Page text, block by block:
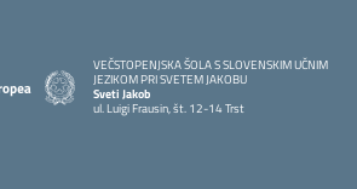
VEČSTOPENJSKA ŠOLA S SLOVENSKIM UČNIM
JEZIKOM PRI SVETEM JAKOBU
Sveti Jakob
ul. Luigi Frausin, št. 12-14 Trst
— Visita la pagina iniziale della scuola